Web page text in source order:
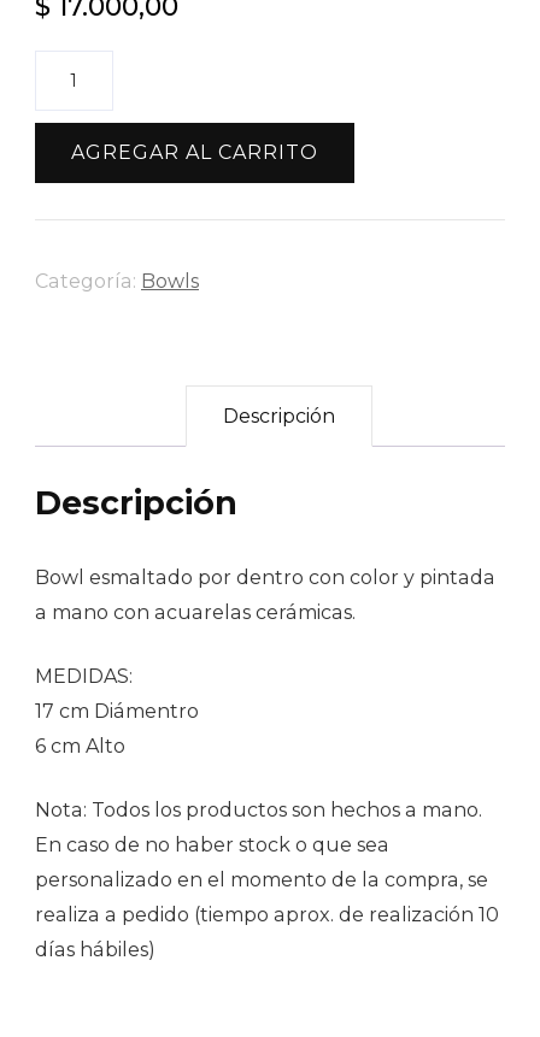
$ 17.000,00
Cazuela
AGREGAR AL CARRITO
Categoría: Bowls
Descripción
Descripción
Bowl esmaltado por dentro con color y pintada
a mano con acuarelas cerámicas.
MEDIDAS:
17 cm Diámentro
6 cm Alto
Nota: Todos los productos son hechos a mano.
En caso de no haber stock o que sea
personalizado en el momento de la compra, se
realiza a pedido (tiempo aprox. de realización 10
días hábiles)